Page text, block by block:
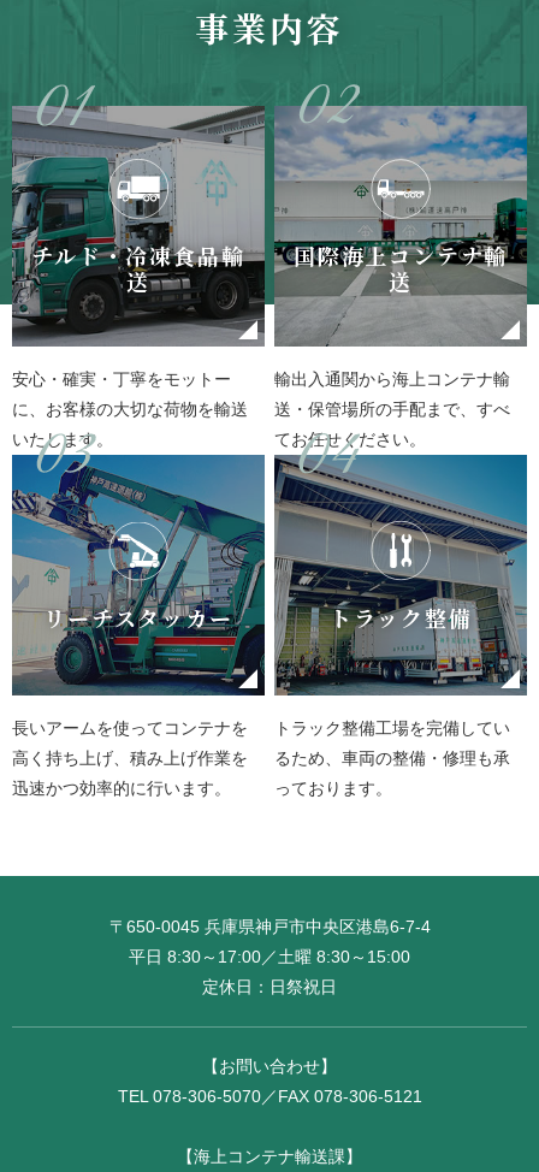
事業内容
チルド・冷凍食品輸
送
安心・確実・丁寧をモットー
に、お客様の大切な荷物を輸送
いたします。
国際海上コンテナ輸
送
輸出入通関から海上コンテナ輸
送・保管場所の手配まで、すべ
てお任せください。
リーチスタッカー
長いアームを使ってコンテナを
高く持ち上げ、積み上げ作業を
迅速かつ効率的に行います。
トラック整備
トラック整備工場を完備してい
るため、車両の整備・修理も承
っております。
〒650-0045 兵庫県神戸市中央区港島6-7-4
平日 8:30～17:00／土曜 8:30～15:00
定休日：日祭祝日
【お問い合わせ】
TEL 078-306-5070／FAX 078-306-5121
【海上コンテナ輸送課】